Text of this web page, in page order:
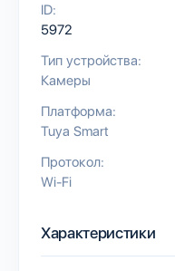
ID:
5972
Тип устройства:
Камеры
Платформа:
Tuya Smart
Протокол:
Wi-Fi
Характеристики